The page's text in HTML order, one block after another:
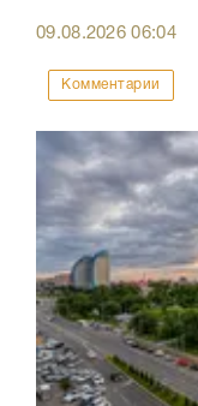
09.08.202606:04
Комментарии